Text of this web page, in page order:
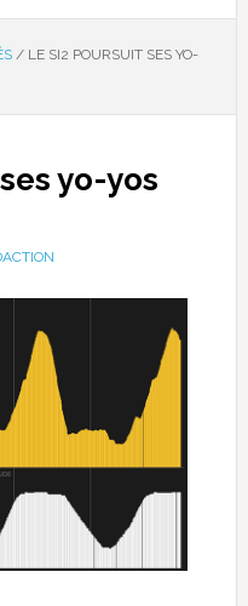
/LE SI2 POURSUIT SES YO-
yo-yos